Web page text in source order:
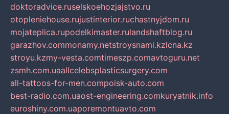
doktoradvice.ruselskoehozjajstvo.ru
otopleniehouse.rujustinterior.ruchastnyjdom.ru
mojateplica.rupodelkimaster.rulandshaftblog.ru
garazhov.commonamy.netstroysnami.kzlcna.kz
stroyu.kzmy-vesta.comtimeszp.comavtoguru.net
zsmh.com.uaallcelebsplasticsurgery.com
all-tattoos-for-men.compoisk-auto.com
best-radio.com.uaost-engineering.comkuryatnik.info
euroshiny.com.uaporemontuavto.com